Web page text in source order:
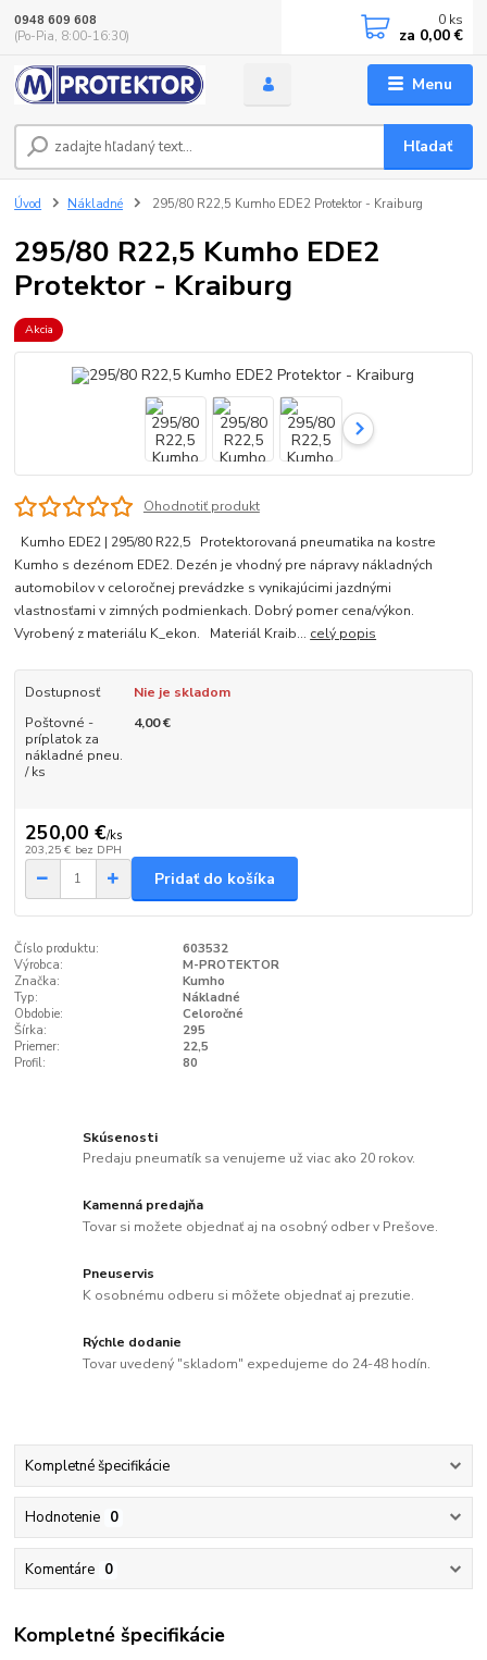
Menu
Hľadať
0948 609 608
(Po-Pia, 8:00-16:30)
0 ks
za 0,00 €
Úvod Nákladné 295/80 R22,5 Kumho EDE2 Protektor - Kraiburg
295/80 R22,5 Kumho EDE2
Protektor - Kraiburg
Akcia
Ohodnotiť produkt
Kumho EDE2 | 295/80 R22,5 Protektorovaná pneumatika na kostre
Kumho s dezénom EDE2. Dezén je vhodný pre nápravy nákladných
automobilov v celoročnej prevádzke s vynikajúcimi jazdnými
vlastnosťami v zimných podmienkach. Dobrý pomer cena/výkon.
Vyrobený z materiálu K_ekon. Materiál Kraib... celý popis
Dostupnosť
Nie je skladom
Poštovné -
príplatok za
nákladné pneu.
/ ks
4,00 €
250,00 €/ks
203,25 € bez DPH
Pridať do košíka
Číslo produktu:
603532
Výrobca:
M-PROTEKTOR
Značka:
Kumho
Typ:
Nákladné
Obdobie:
Celoročné
Šírka:
295
Priemer:
22,5
Profil:
80
Skúsenosti
Predaju pneumatík sa venujeme už viac ako 20 rokov.
Kamenná predajňa
Tovar si možete objednať aj na osobný odber v Prešove.
Pneuservis
K osobnému odberu si môžete objednať aj prezutie.
Rýchle dodanie
Tovar uvedený "skladom" expedujeme do 24-48 hodín.
Kompletné špecifikácie
Hodnotenie 0
Komentáre 0
Kompletné špecifikácie